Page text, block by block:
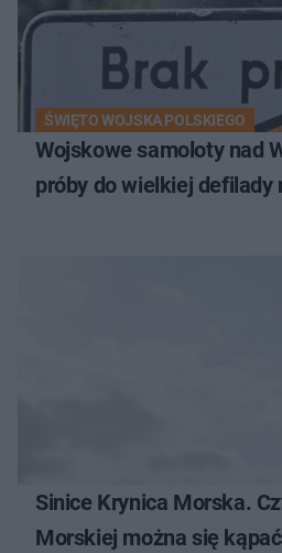
ŚWIĘTO WOJSKA POLSKIEGO
Wojskowe samoloty nad
próby do wielkiej defilady
Sinice Krynica Morska.
Morskiej można się